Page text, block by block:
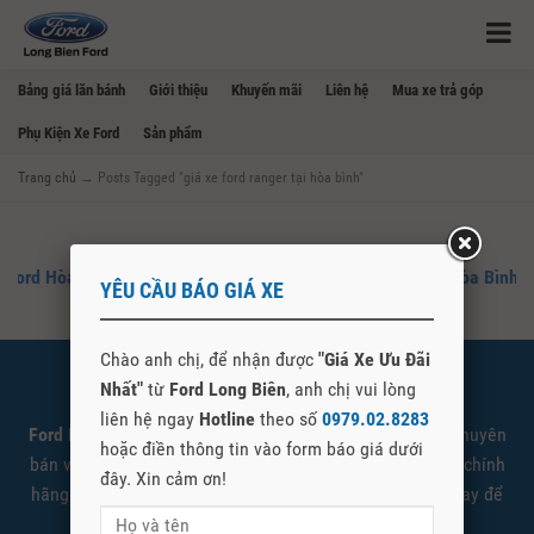
Bảng giá lăn bánh Giới thiệu Khuyến mãi Liên hệ Mua xe trả góp
Phụ Kiện Xe Ford Sản phẩm
Trang chủ → Posts Tagged "giá xe ford ranger tại hòa bình"
Ford Hòa Bình – Đại Lý Mua Bán Xe Ford Chính Hãng Tại Hòa Bình
SHOWROOM FORD LONG BIÊN
Ford Long Biên là đại lý cấp 1 ủy quyền Ford Việt Nam chuyên
bán và giới thiệu các sản phẩm xe Ford được nhập khẩu chính
hãng. Quý khách có nhu cầu tìm hiểu vui lòng liên hệ ngay để
được tư vấn và báo giá tốt nhất.
YÊU CẦU BÁO GIÁ XE
Chào anh chị, để nhận được "Giá Xe Ưu Đãi
Nhất" từ Ford Long Biên, anh chị vui lòng
liên hệ ngay Hotline theo số 0979.02.8283
hoặc điền thông tin vào form báo giá dưới
đây. Xin cảm ơn!